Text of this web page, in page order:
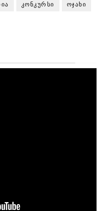
ᲙᲝᲜᲙᲣᲠᲡᲘ ᲝᲯᲐᲮᲘ